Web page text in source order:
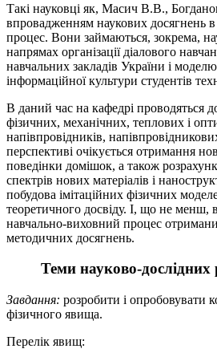
Такі науковці як, Масич В.В.,
впровадженням наукових досягнень
процес. Вони займаються, зокрема,
напрямах організації діалового
навчальних закладів України і
інформаційної культури студентів
В даний час на кафедрі проводяться
фізичних, механічних, теплових і
напівпровідників,
перспективі очікується отримання
поведінки домішок, а також
спектрів нових матеріалів і
побудова імітаційних фізичних
теоретичного досвіду. І, що не
навчально-виховний процес
методичних досягнень.
Теми науково-дослідних
Завдання: розробити і опробовувати
фізичного явища.
Перелік явищ: